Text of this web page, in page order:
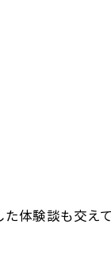
体験談も交え